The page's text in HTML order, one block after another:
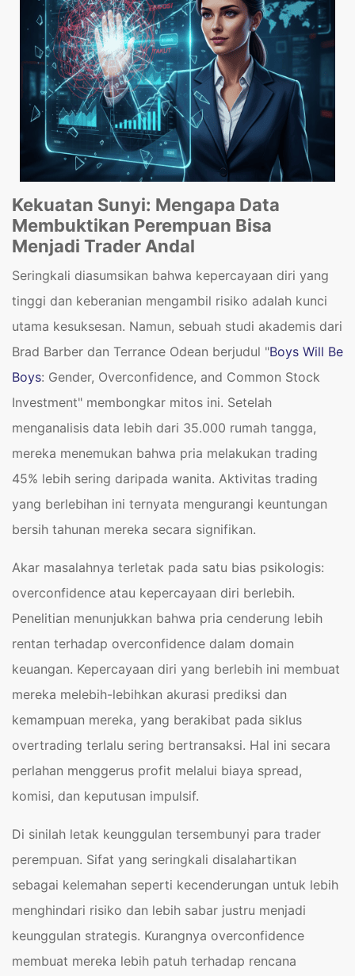
Kekuatan Sunyi: Mengapa Data
Membuktikan Perempuan Bisa
Menjadi Trader Andal
Seringkali diasumsikan bahwa kepercayaan diri yang
tinggi dan keberanian mengambil risiko adalah kunci
utama kesuksesan. Namun, sebuah studi akademis dari
Brad Barber dan Terrance Odean berjudul "Boys Will Be
Boys: Gender, Overconfidence, and Common Stock
Investment" membongkar mitos ini. Setelah
menganalisis data lebih dari 35.000 rumah tangga,
mereka menemukan bahwa pria melakukan trading
45% lebih sering daripada wanita. Aktivitas trading
yang berlebihan ini ternyata mengurangi keuntungan
bersih tahunan mereka secara signifikan.
Akar masalahnya terletak pada satu bias psikologis:
overconfidence atau kepercayaan diri berlebih.
Penelitian menunjukkan bahwa pria cenderung lebih
rentan terhadap overconfidence dalam domain
keuangan. Kepercayaan diri yang berlebih ini membuat
mereka melebih-lebihkan akurasi prediksi dan
kemampuan mereka, yang berakibat pada siklus
overtrading terlalu sering bertransaksi. Hal ini secara
perlahan menggerus profit melalui biaya spread,
komisi, dan keputusan impulsif.
Di sinilah letak keunggulan tersembunyi para trader
perempuan. Sifat yang seringkali disalahartikan
sebagai kelemahan seperti kecenderungan untuk lebih
menghindari risiko dan lebih sabar justru menjadi
keunggulan strategis. Kurangnya overconfidence
membuat mereka lebih patuh terhadap rencana